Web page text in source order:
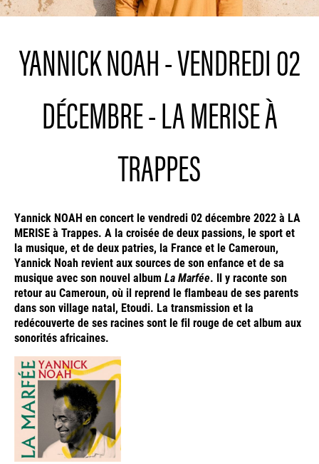
YANNICK NOAH - VENDREDI 02
DÉCEMBRE - LA MERISE À
TRAPPES
Yannick NOAH en concert le vendredi 02 décembre 2022 à LA
MERISE à Trappes. A la croisée de deux passions, le sport et
la musique, et de deux patries, la France et le Cameroun,
Yannick Noah revient aux sources de son enfance et de sa
musique avec son nouvel album La Marfée. Il y raconte son
retour au Cameroun, où il reprend le flambeau de ses parents
dans son village natal, Etoudi. La transmission et la
redécouverte de ses racines sont le fil rouge de cet album aux
sonorités africaines.